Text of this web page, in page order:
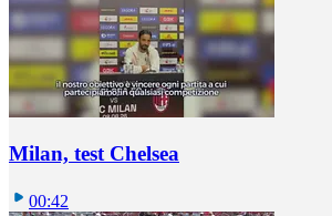
Milan, test Chelsea
00:42